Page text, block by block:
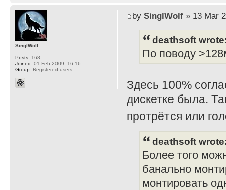
by SinglWolf» 13 Mar
deathsoft
По поводу
Здесь 100%
дискетке была.
протрётся или
deathsoft
Более того
банально
монтировать
SinglWolf
Posts: 168
Joined: 01 Feb 2009, 16:16
Group: Registered users